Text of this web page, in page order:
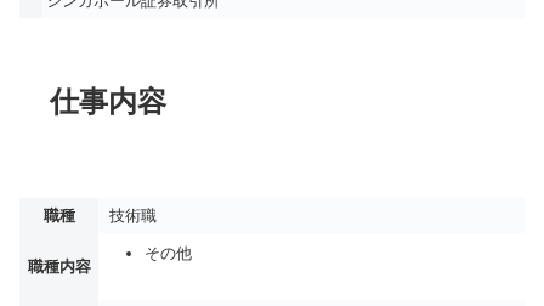
仕事内容
職種 技術職
職種内容
その他